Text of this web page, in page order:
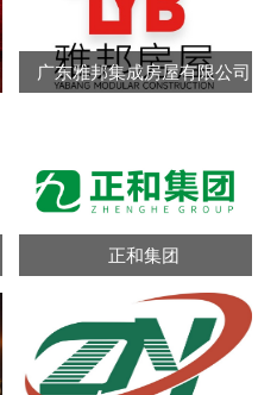
广东雅邦集成房屋有限公司
正和集团